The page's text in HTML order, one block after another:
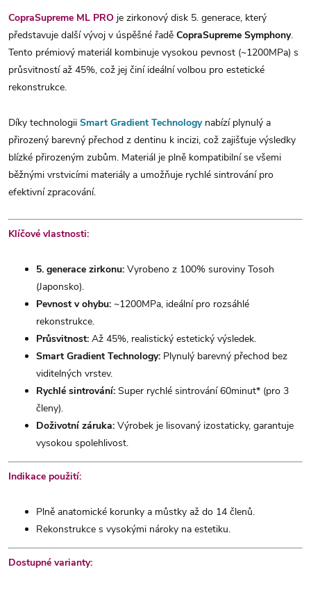
CopraSupreme ML PRO je zirkonový disk 5. generace, který
představuje další vývoj v úspěšné řadě CopraSupreme Symphony.
Tento prémiový materiál kombinuje vysokou pevnost (~1200MPa) s
průsvitností až 45%, což jej činí ideální volbou pro estetické
rekonstrukce.
Díky technologii Smart Gradient Technology nabízí plynulý a
přirozený barevný přechod z dentinu k incizi, což zajišťuje výsledky
blízké přirozeným zubům. Materiál je plně kompatibilní se všemi
běžnými vrstvicími materiály a umožňuje rychlé sintrování pro
efektivní zpracování.
Klíčové vlastnosti:
5. generace zirkonu: Vyrobeno z 100% suroviny Tosoh
(Japonsko).
Pevnost v ohybu: ~1200MPa, ideální pro rozsáhlé
rekonstrukce.
Průsvitnost: Až 45%, realistický estetický výsledek.
Smart Gradient Technology: Plynulý barevný přechod bez
viditelných vrstev.
Rychlé sintrování: Super rychlé sintrování 60minut* (pro 3
členy).
Doživotní záruka: Výrobek je lisovaný izostaticky, garantuje
vysokou spolehlivost.
Indikace použití:
Plně anatomické korunky a můstky až do 14 členů.
Rekonstrukce s vysokými nároky na estetiku.
Dostupné varianty: